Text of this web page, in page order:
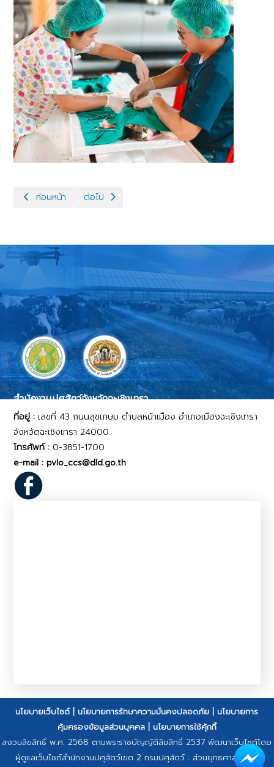
เนื้อหาก่อนหน้า: อบรมพัฒนาผู้นำเศรษฐกิจพอเพียงรายใหม่ กิจกรรม
ก่อนหน้า เนื้อหาถัดไป: พิธีมอบโคพระราชทานให้เกษตรกรจังหวัด
ต่อไป
สำนักงานปศุสัตว์จังหวัดฉะเชิงเทรา
ที่อยู่ :เลขที่ 43 ถนนสุขเกษม ตำบลหน้าเมือง อำเภอเมืองฉะเชิงเทรา
จังหวัดฉะเชิงเทรา 24000
โทรศัพท์ : 0-3851-1700
e-mail : pvlo_ccs@dld.go.th
นโยบายเว็บไซต์|นโยบายการรักษาความมั่นคงปลอดภัย |นโยบายการ
คุ้มครองข้อมูลส่วนบุคคล| นโยบายการใช้คุ้กกี้
สงวนลิขสิทธิ์ พ.ศ. 2568 ตามพระราชบัญญัติลิขสิทธิ์ 2537 พัฒนาเว็บไซต์โดย
ผู้ดูแลเว็บไซต์สำนักงานปศุสัตว์เขต 2 กรมปศุสัตว์ : ส่วนยุทธศาสตร์และ